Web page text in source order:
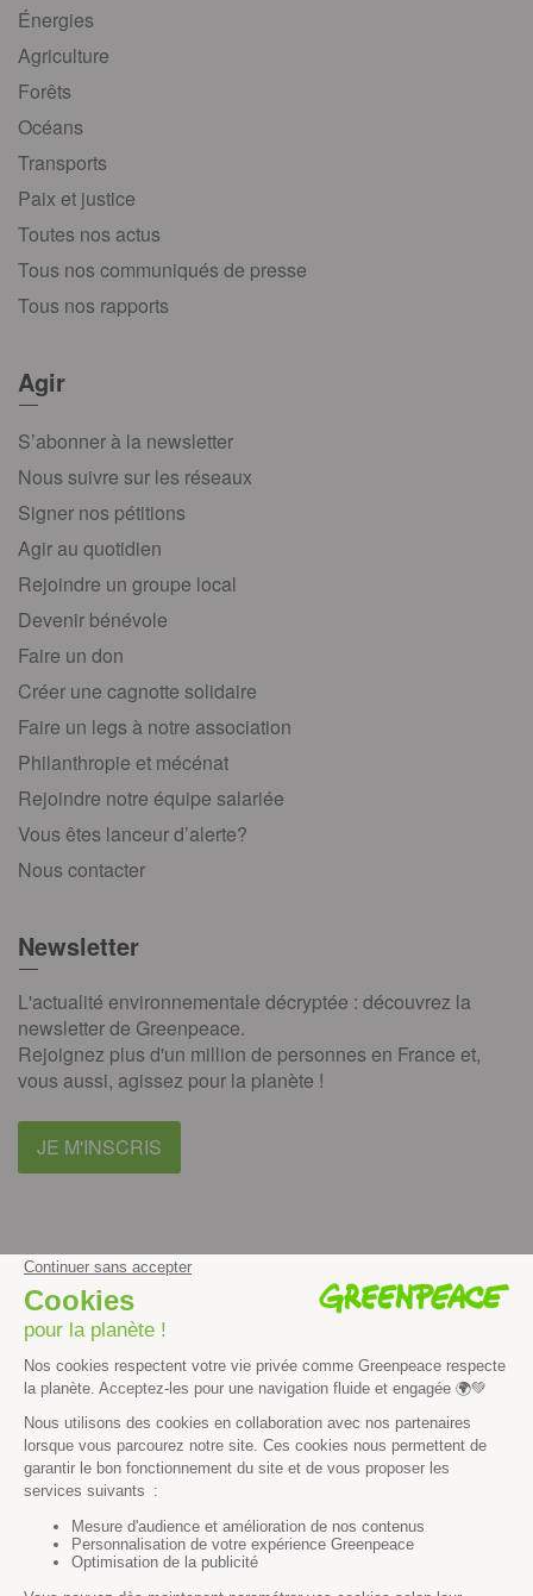
Énergies
Agriculture
Forêts
Océans
Transports
Paix et justice
Toutes nos actus
Tous nos communiqués de presse
Tous nos rapports
Agir
S’abonner à la newsletter
Nous suivre sur les réseaux
Signer nos pétitions
Agir au quotidien
Rejoindre un groupe local
Devenir bénévole
Faire un don
Créer une cagnotte solidaire
Faire un legs à notre association
Philanthropie et mécénat
Rejoindre notre équipe salariée
Vous êtes lanceur d’alerte?
Nous contacter
Newsletter
L'actualité environnementale décryptée : découvrez la
newsletter de Greenpeace.
Rejoignez plus d'un million de personnes en France et,
vous aussi, agissez pour la planète !
JE M'INSCRIS
instagramyoutube
Contenus et propriété intellectuelle
Mentions légales
Politique de confidentialité
Les autres sites de Greenpeace
dans le monde
Cliquez-ici pour modifier vos préférences en matière de cookies